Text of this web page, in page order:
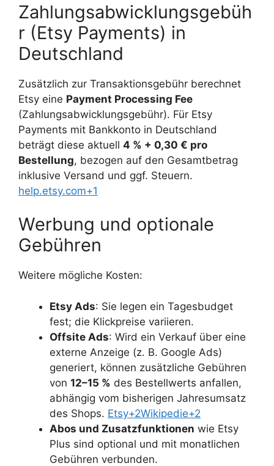
Zahlungsabwicklungsgebüh
r (Etsy Payments) in
Deutschland
Zusätzlich zur Transaktionsgebühr berechnet
Etsy eine Payment Processing Fee
(Zahlungsabwicklungsgebühr). Für Etsy
Payments mit Bankkonto in Deutschland
beträgt diese aktuell 4 % + 0,30 € pro
Bestellung, bezogen auf den Gesamtbetrag
inklusive Versand und ggf. Steuern.
help.etsy.com+1
Werbung und optionale
Gebühren
Weitere mögliche Kosten:
Etsy Ads: Sie legen ein Tagesbudget
fest; die Klickpreise variieren.
Offsite Ads: Wird ein Verkauf über eine
externe Anzeige (z. B. Google Ads)
generiert, können zusätzliche Gebühren
von 12–15 % des Bestellwerts anfallen,
abhängig vom bisherigen Jahresumsatz
des Shops. Etsy+2Wikipedie+2
Abos und Zusatzfunktionen wie Etsy
Plus sind optional und mit monatlichen
Gebühren verbunden.